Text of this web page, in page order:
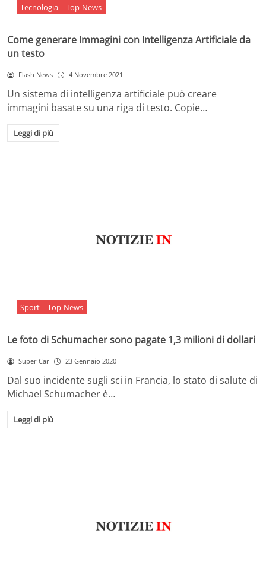
Tecnologia Top-News
Come generare Immagini con Intelligenza Artificiale da
un testo
Flash News 4 Novembre 2021
Un sistema di intelligenza artificiale può creare
immagini basate su una riga di testo. Copie…
Leggi di più
Sport Top-News
Le foto di Schumacher sono pagate 1,3 milioni di dollari
Super Car 23 Gennaio 2020
Dal suo incidente sugli sci in Francia, lo stato di salute di
Michael Schumacher è…
Leggi di più